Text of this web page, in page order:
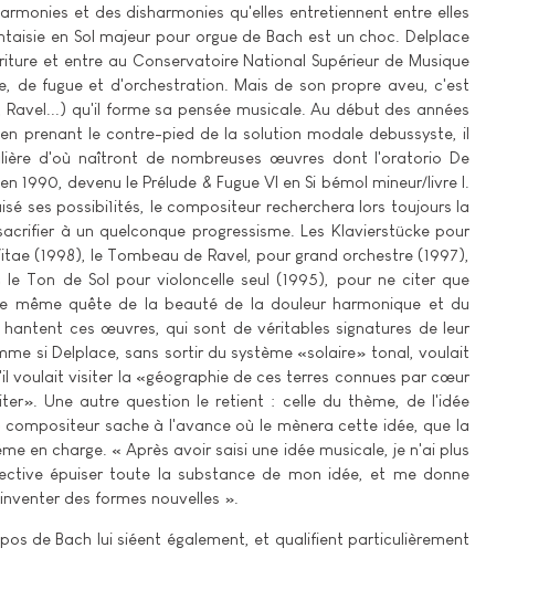
et des disharmonies qu'elles entretiennent entre elles
en Sol majeur pour orgue de Bach est un choc. Delplace
et entre au Conservatoire National Supérieur de Musique
de fugue et d'orchestration. Mais de son propre aveu, c'est
qu'il forme sa pensée musicale. Au début des années
prenant le contre-pied de la solution modale debussyste, il
d'où naîtront de nombreuses œuvres dont l'oratorio De
1990, devenu le Prélude & Fugue VI en Si bémol mineur/livre I.
ses possibi1ités, le compositeur recherchera lors toujours la
à un quelconque progressisme. Les Klavierstücke pour
(1998), le Tombeau de Ravel, pour grand orchestre (1997),
Ton de Sol pour violoncelle seul (1995), pour ne citer que
même quête de la beauté de la douleur harmonique et du
ces œuvres, qui sont de véritables signatures de leur
si Delplace, sans sortir du système «solaire» tonal, voulait
voulait visiter la «géographie de ces terres connues par cœur
Une autre question le retient : celle du thème, de l'idée
sache à l'avance où le mènera cette idée, que la
en charge. « Après avoir saisi une idée musicale, je n'ai plus
épuiser toute la substance de mon idée, et me donne
des formes nouvelles ».
de Bach lui siéent également, et qualifient particulièrement